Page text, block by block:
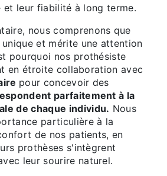
et leur fiabilité à long terme.
nous comprenons que
et mérite une attention
pourquoi nos prothésiste
en étroite collaboration avec
pour concevoir des
parfaitement à la
de chaque individu. Nous
particulière à la
de nos patients, en
prothèses s'intègrent
leur sourire naturel.